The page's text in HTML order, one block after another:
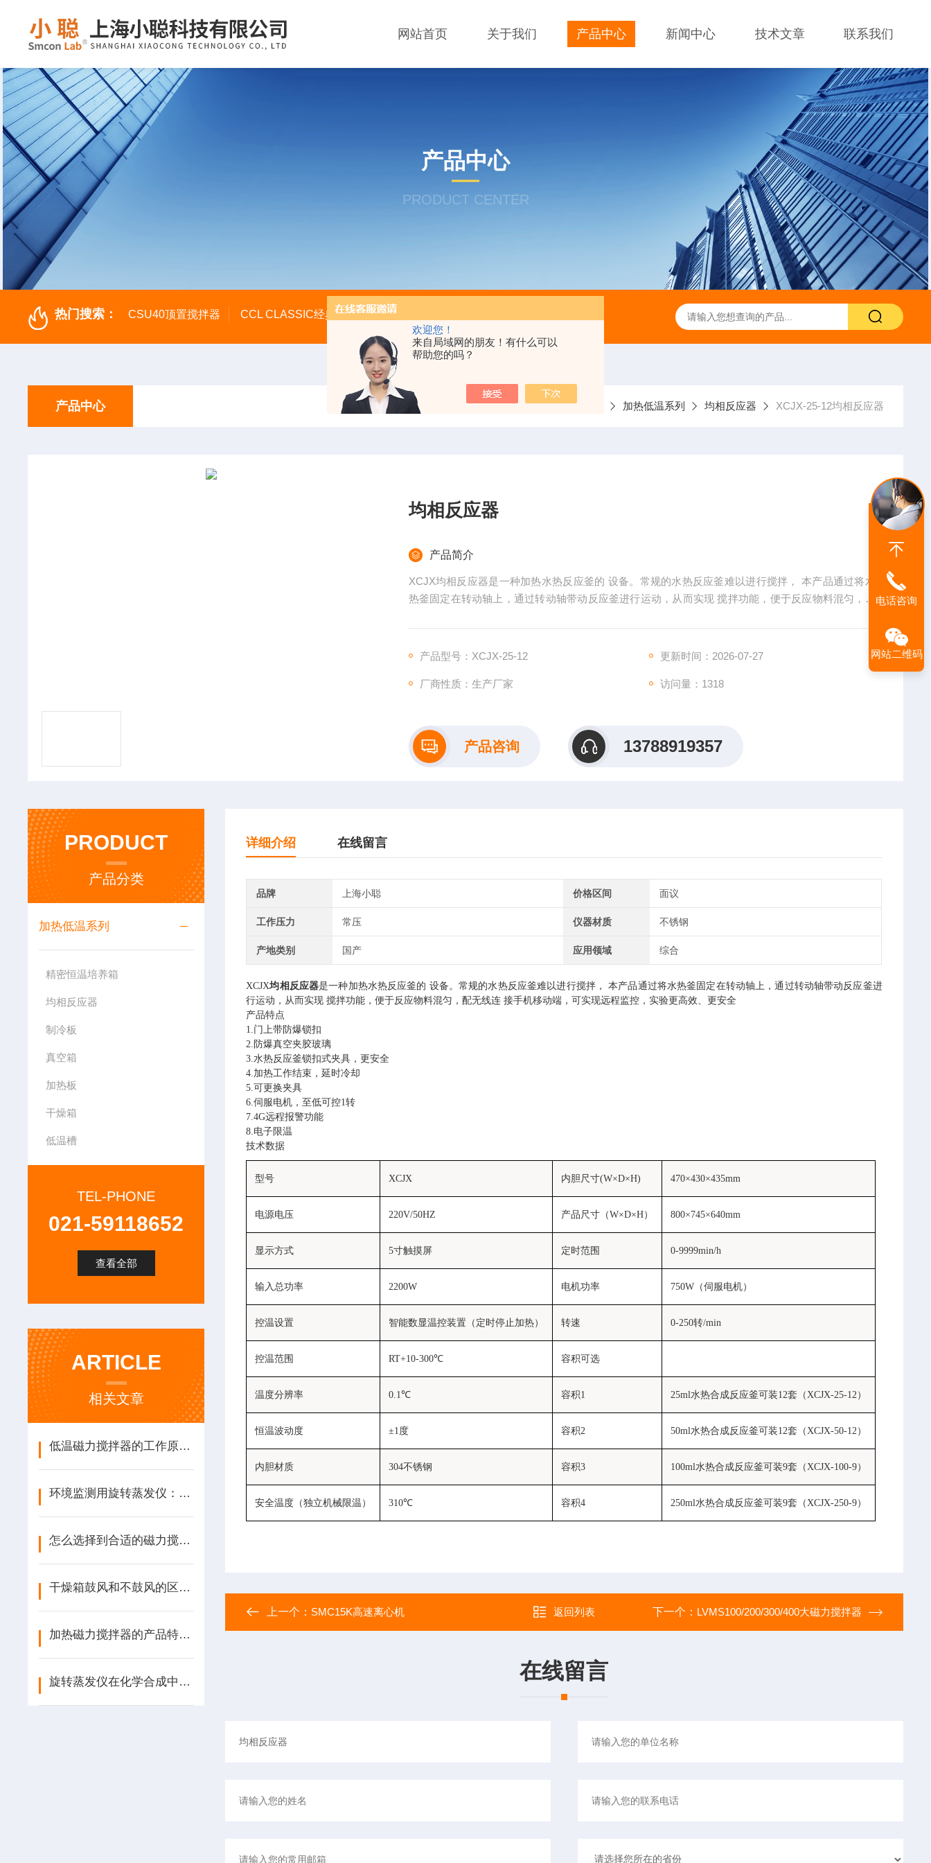
欢迎您！
来自局域网的朋友！有什么可以
帮助您的吗？
网站首页 关于我们 产品中心 新闻中心 技术文章 联系我们
产品中心
PRODUCT CENTER
热门搜索： CSU40顶置搅拌器 CCL CLASSIC经典款 磁力搅拌器 CCLH BASIC单磁力加热搅拌器 HBS CLASSIC UP经典款双旋钮方盘搅拌器
产品中心 当前位置： 首页 产品中心 加热低温系列 均相反应器 XCJX-25-12均相反应器
均相反应器
产品简介
XCJX均相反应器是一种加热水热反应釜的 设备。常规的水热反应釜难以进行搅拌， 本产品通过将水
热釜固定在转动轴上，通过转动轴带动反应釜进行运动，从而实现 搅拌功能，便于反应物料混匀，配
产品型号：XCJX-25-12 更新时间：2026-07-27
厂商性质：生产厂家 访问量：1318
产品咨询 13788919357
PRODUCT
产品分类
加热低温系列
精密恒温培养箱
均相反应器
制冷板
真空箱
加热板
干燥箱
低温槽
TEL-PHONE
021-59118652
查看全部
ARTICLE
相关文章
低温磁力搅拌器的工作原理与使用技巧
环境监测用旋转蒸发仪：精准处理样品的技术要点
怎么选择到合适的磁力搅拌器
干燥箱鼓风和不鼓风的区别是什么？怎样选择？
加热磁力搅拌器的产品特点和操作方法
旋转蒸发仪在化学合成中的关键技术与应用优势
详细介绍 在线留言
品牌 上海小聪 价格区间 面议
工作压力 常压 仪器材质 不锈钢
产地类别 国产 应用领域 综合
XCJX均相反应器是一种加热水热反应釜的 设备。常规的水热反应釜难以进行搅拌， 本产品通过将水热釜固定在转动轴上，通过转动轴带动反应釜进
行运动，从而实现 搅拌功能，便于反应物料混匀，配无线连 接手机移动端，可实现远程监控，实验更高效、更安全
产品特点
1.门上带防爆锁扣
2.防爆真空夹胶玻璃
3.水热反应釜锁扣式夹具，更安全
4.加热工作结束，延时冷却
5.可更换夹具
6.伺服电机，至低可控1转
7.4G远程报警功能
8.电子限温
技术数据
型号 XCJX 内胆尺寸(W×D×H) 470×430×435mm
电源电压 220V/50HZ 产品尺寸（W×D×H） 800×745×640mm
显示方式 5寸触摸屏 定时范围 0-9999min/h
输入总功率 2200W 电机功率 750W（伺服电机）
控温设置 智能数显温控装置（定时停止加热） 转速 0-250转/min
控温范围 RT+10-300℃ 容积可选
温度分辨率 0.1℃ 容积1 25ml水热合成反应釜可装12套（XCJX-25-12）
恒温波动度 ±1度 容积2 50ml水热合成反应釜可装12套（XCJX-50-12）
内胆材质 304不锈钢 容积3 100ml水热合成反应釜可装9套（XCJX-100-9）
安全温度（独立机械限温） 310℃ 容积4 250ml水热合成反应釜可装9套（XCJX-250-9）
上一个： SMC15K高速离心机 返回列表 下一个： LVMS100/200/300/400大磁力搅拌器
在线留言
电话咨询
网站二维码